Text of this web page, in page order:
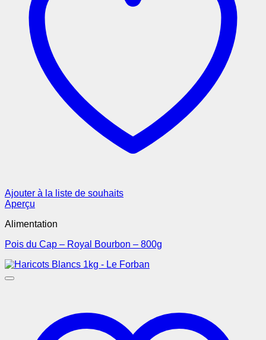
Ajouter à la liste de souhaits
Aperçu
Alimentation
Pois du Cap – Royal Bourbon – 800g